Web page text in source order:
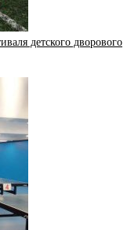
детского дворового